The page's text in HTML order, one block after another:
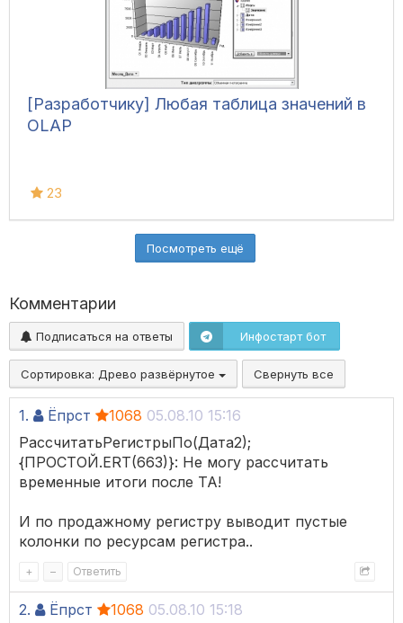
[Разработчику] Любая таблица значений в
OLAP
23
Посмотреть ещё
Комментарии
Подписаться на ответы Инфостарт бот
Сортировка: Древо развёрнутое Свернуть все
1. Ёпрст 1068 05.08.10 15:16
РассчитатьРегистрыПо(Дата2);
{ПРОСТОЙ.ERT(663)}: Не могу рассчитать
временные итоги после ТА!
И по продажному регистру выводит пустые
колонки по ресурсам регистра..
+ – Ответить
2. Ёпрст 1068 05.08.10 15:18